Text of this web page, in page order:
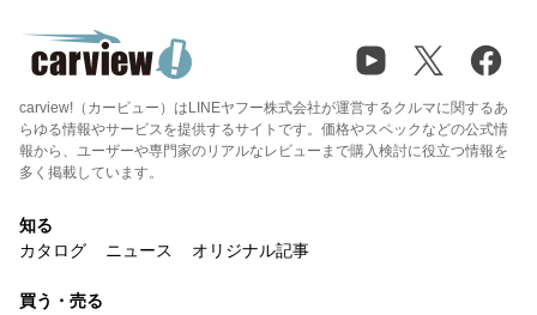
carview!（カービュー）はLINEヤフー株式会社が運営するクルマに関するあ
らゆる情報やサービスを提供するサイトです。価格やスペックなどの公式情
報から、ユーザーや専門家のリアルなレビューまで購入検討に役立つ情報を
多く掲載しています。
知る
カタログ
ニュース オリジナル記事
買う・売る